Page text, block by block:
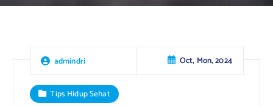
admindri Oct, Mon, 2024
Tips Hidup Sehat